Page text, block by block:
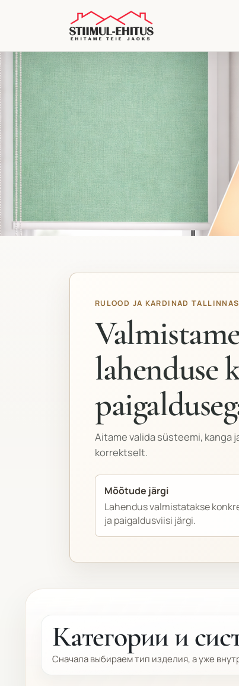
RULOOD JA KARDINAD
lahenduse
Aitame valida süsteemi, kanga
korrektselt.
Mõõtude järgi
Lahendus valmistatakse
ja paigaldusviisi järgi.
Категории и
Сначала выбираем тип изделия, а уже